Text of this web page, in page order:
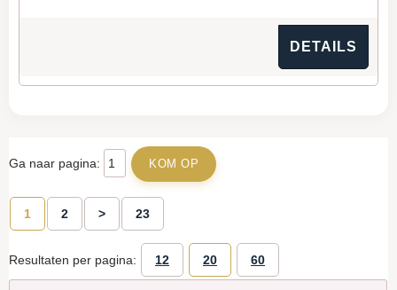
DETAILS
Ga naar pagina:
1 2 > 23
Resultaten per pagina: 12 20 60